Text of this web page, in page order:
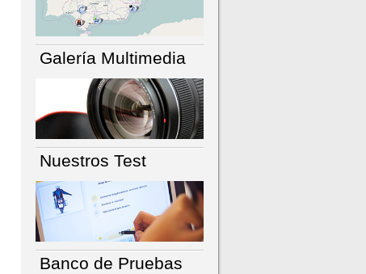
Galería Multimedia
Nuestros Test
Banco de Pruebas